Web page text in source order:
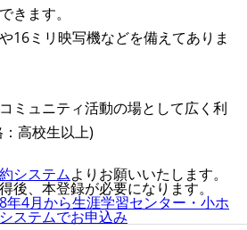
きます。
16ミリ映写機などを備えてありま
ミュニティ活動の場として広く利
高校生以上)
システムよりお願いいたします。
後、本登録が必要になります。
年4月から生涯学習センター・小ホ
ステムでお申込み